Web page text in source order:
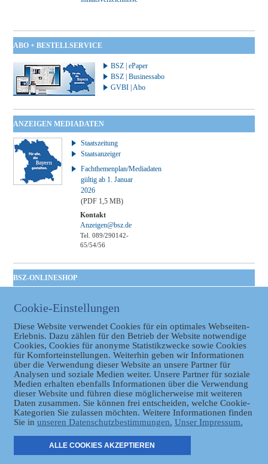
ABO + BESTELLSERVICE
BSZ | ePaper
BSZ | Businessabo
GVBI | Abo
ANZEIGEN MEDIADATEN
Staatszeitung
Staatsanzeiger
Fachthemenplan/Mediadaten
gültig ab 1. Januar
2026
(PDF 1,5 MB)
Kontakt
Anzeigen@bsz.de
Tel. 089/290142-
65/54/56
BSZ-ONLINESHOP
Taschenbuch
Datenschutz
Cookie-Einstellungen
Diese Website verwendet Cookies für ein optimales Webseiten-
Erlebnis. Dazu zählen für den Betrieb der Website notwendige
Cookies, Cookies für anonyme Statistikzwecke sowie Cookies
für Komforteinstellungen. Weiterhin geben wir Informationen
über die Verwendung dieser Website an unsere Partner für
Analysen und soziale Medien weiter. Unsere Partner für soziale
Medien erhalten ebenfalls Informationen über die Verwendung
dieser Website und führen diese möglicherweise mit weiteren
Daten zusammen. Sie können frei entscheiden, welche Cookie-
Kategorien Sie zulassen möchten. Weitere Informationen finden
Sie in unseren Datenschutzbestimmungen. Unser Impressum.
ALLE COOKIES AKZEPTIEREN